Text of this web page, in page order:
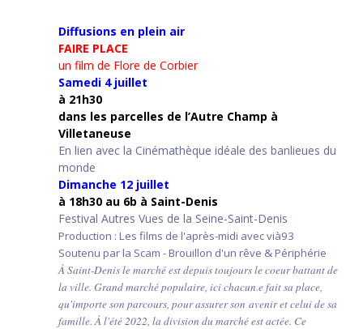
Diffusions en plein air
FAIRE PLACE
un film de Flore de Corbier
Samedi 4 juillet
à 21h30
dans les parcelles de l’Autre Champ à
Villetaneuse
En lien avec la Cinémathèque idéale des banlieues du
monde
Dimanche 12 juillet
à 18h30 au 6b à Saint-Denis
Festival Autres Vues de la Seine-Saint-Denis
Production : Les films de l'après-midi avec vià93
Soutenu par la Scam - Brouillon d'un rêve & Périphérie
À Saint-Denis le marché est depuis toujours le coeur battant de
la ville. Grand marché populaire, ici chacun.e fait sa place,
qu'importe son parcours, pour assurer son avenir et celui de sa
famille. À l'été 2022, la division du marché est actée. Ce